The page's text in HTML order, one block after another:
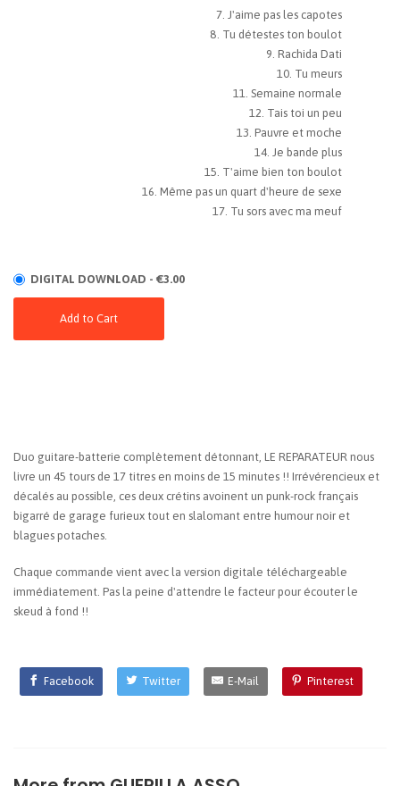
J'aime pas les capotes
Tu détestes ton boulot
Rachida Dati
Tu meurs
Semaine normale
Tais toi un peu
Pauvre et moche
Je bande plus
T'aime bien ton boulot
Même pas un quart d'heure de sexe
Tu sors avec ma meuf
DIGITAL DOWNLOAD - €3.00
Add to Cart
Duo guitare-batterie complètement détonnant, LE REPARATEUR nous
livre un 45 tours de 17 titres en moins de 15 minutes !! Irrévérencieux et
décalés au possible, ces deux crétins avoinent un punk-rock français
bigarré de garage furieux tout en slalomant entre humour noir et
blagues potaches.
Chaque commande vient avec la version digitale téléchargeable
immédiatement. Pas la peine d'attendre le facteur pour écouter le
skeud à fond !!
Facebook Twitter E-Mail Pinterest